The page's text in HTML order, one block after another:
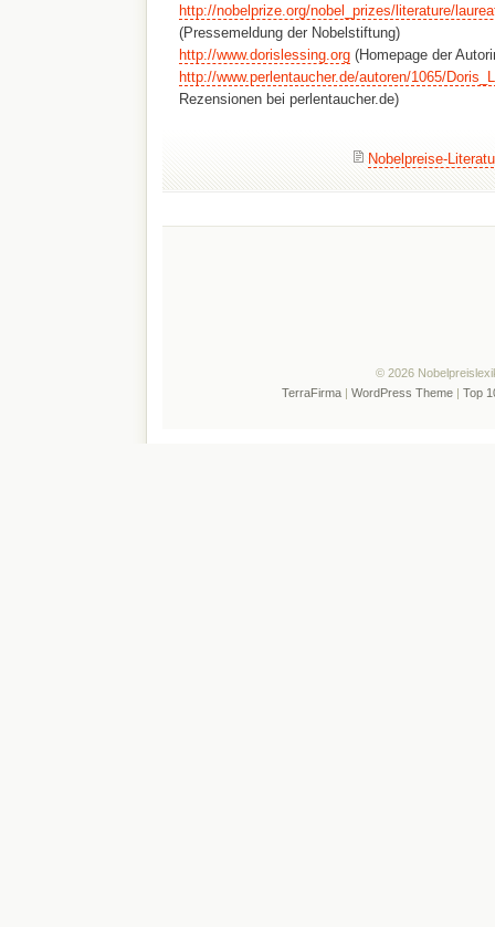
http://nobelprize.org/nobel_prizes/literature/
(Pressemeldung der Nobelstiftung)
http://www.dorislessing.org(Homepage der
http://www.perlentaucher.de/autoren/1065/
Rezensionen bei perlentaucher.de)
Nobelpreise-
© 2026
TerraFirma| WordPress Theme| Top